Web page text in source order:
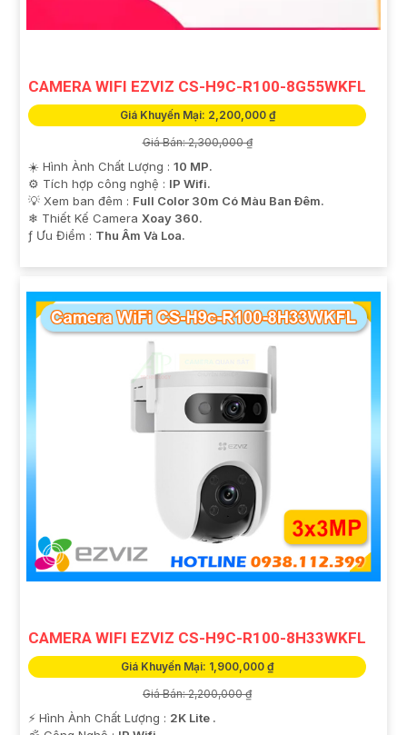
CAMERA WIFI EZVIZ CS-H9C-R100-8G55WKFL
Giá Khuyến Mại: 2,200,000 ₫
Giá Bán: 2,300,000 ₫
☀️ Hình Ành Chất Lượng : 10 MP.
⚙ Tích hợp công nghệ : IP Wifi.
💡 Xem ban đêm : Full Color 30m Có Màu Ban Ðêm.
❄ Thiết Kế Camera Xoay 360.
️ƒ Ưu Điểm : Thu Âm Và Loa.
CAMERA WIFI EZVIZ CS-H9C-R100-8H33WKFL
Giá Khuyến Mại: 1,900,000 ₫
Giá Bán: 2,200,000 ₫
️⚡ Hình Ành Chất Lượng : 2K Lite .